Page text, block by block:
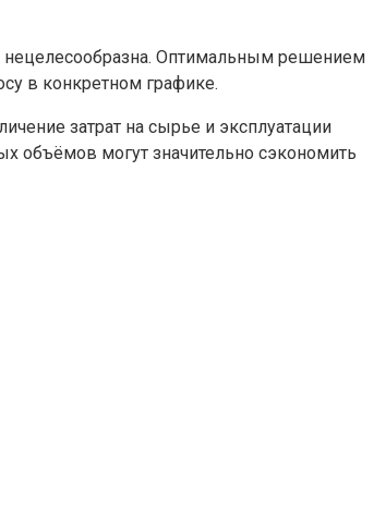
нецелесообразна. Оптимальным решением
в конкретном графике.
затрат на сырье и эксплуатации
объёмов могут значительно сэкономить